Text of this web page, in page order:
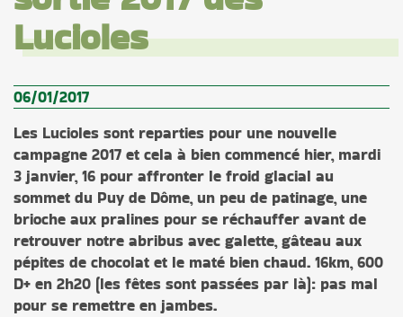
Lucioles
06/01/2017
Les Lucioles sont reparties pour une nouvelle
campagne 2017 et cela à bien commencé hier, mardi
3 janvier, 16 pour affronter le froid glacial au
sommet du Puy de Dôme, un peu de patinage, une
brioche aux pralines pour se réchauffer avant de
retrouver notre abribus avec galette, gâteau aux
pépites de chocolat et le maté bien chaud. 16km, 600
D+ en 2h20 (les fêtes sont passées par là): pas mal
pour se remettre en jambes.